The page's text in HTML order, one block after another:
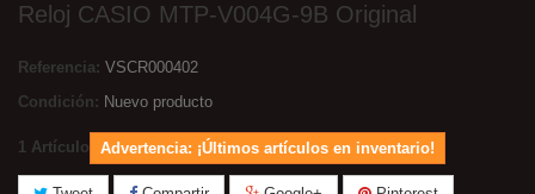
Reloj CASIO MTP-V004G-9B Original
Referencia: VSCR000402
Condición: Nuevo producto
1 Artículo Advertencia: ¡Últimos artículos en inventario!